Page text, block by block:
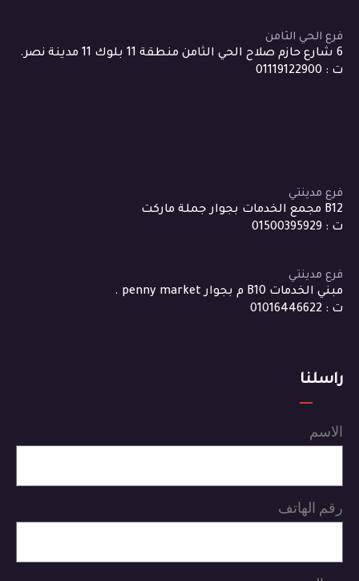
فرع الحي الثامن
6 شارع حازم صلاح الحي الثامن منطقة 11 بلوك 11 مدينة نصر.
ت : 01119122900
فرع مدينتي
B12 مجمع الخدمات بجوار جملة ماركت
ت : 01500395929
فرع مدينتي
مبني الخدمات B10 م بجوار penny market .
ت : 01016446622
راسلنا
الاسم
رقم الهاتف